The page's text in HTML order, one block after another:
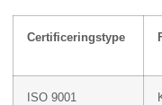
Certificeringstype
ISO 9001